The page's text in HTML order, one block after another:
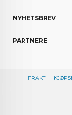
NYHETSBREV
PARTNERE
FRAKT